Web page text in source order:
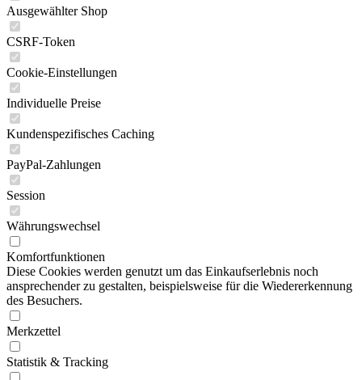
Ausgewählter Shop
CSRF-Token
Cookie-Einstellungen
Individuelle Preise
Kundenspezifisches Caching
PayPal-Zahlungen
Session
Währungswechsel
Komfortfunktionen
Diese Cookies werden genutzt um das Einkaufserlebnis noch
ansprechender zu gestalten, beispielsweise für die Wiedererkennung
des Besuchers.
Merkzettel
Statistik & Tracking